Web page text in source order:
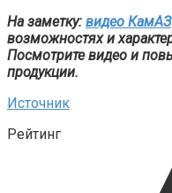
На заметку: видео КамАЗ
возможностях и
Посмотрите видео и
продукции.
Источник
Рейтинг